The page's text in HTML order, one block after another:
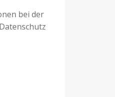
bei der